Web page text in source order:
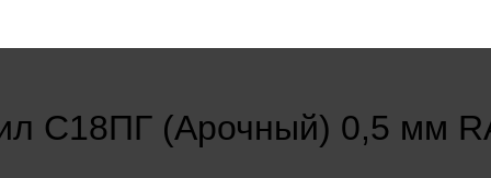
С18ПГ (Арочный) 0,5 мм